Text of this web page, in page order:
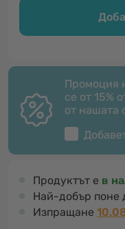
Промоция
се от 15%
от нашата
Продуктът е в
Най-добър поне
Изпращане